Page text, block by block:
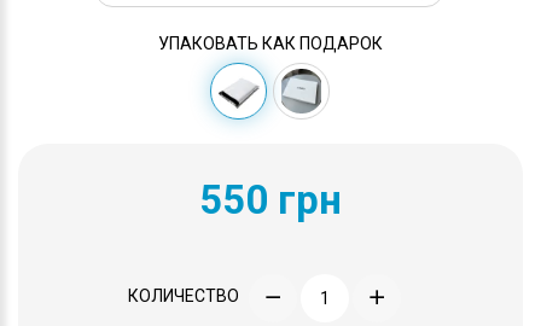
УПАКОВАТЬ КАК ПОДАРОК
550 грн
КОЛИЧЕСТВО